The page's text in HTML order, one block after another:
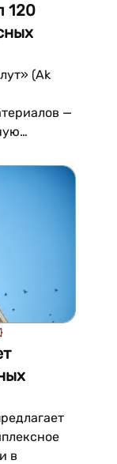
120
(Ak
—
в